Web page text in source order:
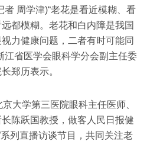
者 周学津)“老花是看近模糊、看
都模糊。老花和白内障是我国
力健康问题，二者有时可能同
江省医学会眼科学分会副主任委
郑历表示。
大学第三医院眼科主任医师、
陈跃国教授，做客人民日报健
列直播访谈节目，共同关注老